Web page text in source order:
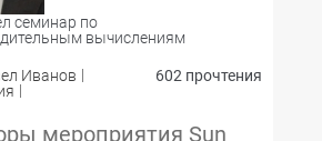
семинар по
вычислениям
Иванов
602 прочтения
мероприятия Sun